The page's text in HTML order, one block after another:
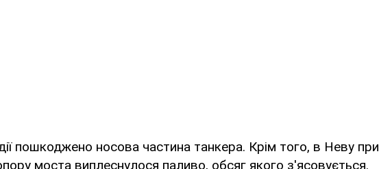
пошкоджено носова частина танкера. Крім того, в Неву при
моста виплеснулося паливо, обсяг якого з'ясовується.